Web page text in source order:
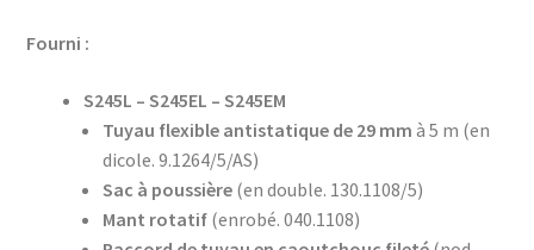
Fourni :
S245L – S245EL – S245EM
Tuyau flexible antistatique de 29 mm à 5 m (en
dicole. 9.1264/5/AS)
Sac à poussière (en double. 130.1108/5)
Mant rotatif (enrobé. 040.1108)